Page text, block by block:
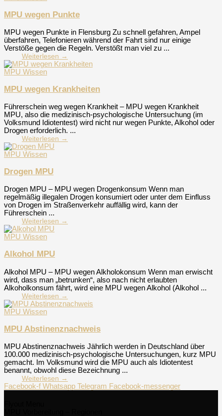
MPU wegen Punkte
MPU wegen Punkte in Flensburg Zu schnell gefahren, Ampel
überfahren, Telefonieren während der Fahrt sind nur einige
Verstöße gegen die Regeln. Verstößt man viel zu ...
Weiterlesen →
MPU Wissen
MPU wegen Krankheiten
Führerschein weg wegen Krankheit – MPU wegen Krankheit
MPU, also die medizinisch-psychologische Untersuchung (im
Volksmund Idiotentest) wird nicht nur wegen Punkte, Alkohol oder
Drogen erforderlich. ...
Weiterlesen →
MPU Wissen
Drogen MPU
Drogen MPU – MPU wegen Drogenkonsum Wenn man
regelmäßig illegalen Drogen konsumiert oder unter dem Einfluss
von Drogen im Straßenverkehr auffällig wird, kann der
Führerschein ...
Weiterlesen →
MPU Wissen
Alkohol MPU
Alkohol MPU – MPU wegen Alkholokonsum Wenn man erwischt
wird, dass man „betrunken“, also nach nicht erlaubten
Alkoholkonsum fährt, wird eine MPU wegen Alkohol (Alkohol ...
Weiterlesen →
MPU Wissen
MPU Abstinenznachweis
MPU Abstinenznachweis Jährlich werden in Deutschland über
100.000 medizinisch-psychologische Untersuchungen, kurz MPU
gemacht. Im Volksmund wird die MPU auch als Idiotentest
benannt, obwohl diese Bezeichnung ...
Weiterlesen →
Facebook-f Whatsapp Telegram Facebook-messenger